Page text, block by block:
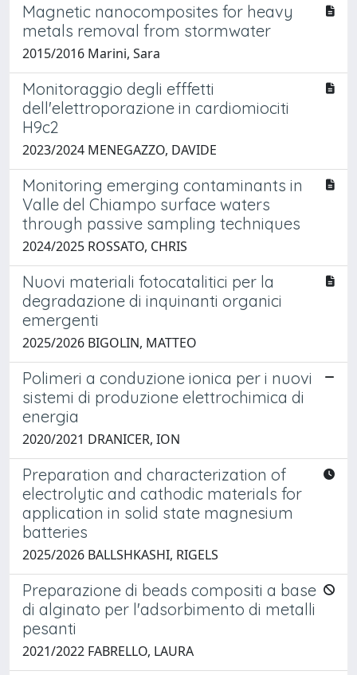
Magnetic nanocomposites for heavy
metals removal from stormwater
2015/2016 Marini, Sara
Monitoraggio degli efffetti
dell'elettroporazione in cardiomiociti
H9c2
2023/2024 MENEGAZZO, DAVIDE
Monitoring emerging contaminants in
Valle del Chiampo surface waters
through passive sampling techniques
2024/2025 ROSSATO, CHRIS
Nuovi materiali fotocatalitici per la
degradazione di inquinanti organici
emergenti
2025/2026 BIGOLIN, MATTEO
Polimeri a conduzione ionica per i nuovi
sistemi di produzione elettrochimica di
energia
2020/2021 DRANICER, ION
Preparation and characterization of
electrolytic and cathodic materials for
application in solid state magnesium
batteries
2025/2026 BALLSHKASHI, RIGELS
Preparazione di beads compositi a base
di alginato per l'adsorbimento di metalli
pesanti
2021/2022 FABRELLO, LAURA